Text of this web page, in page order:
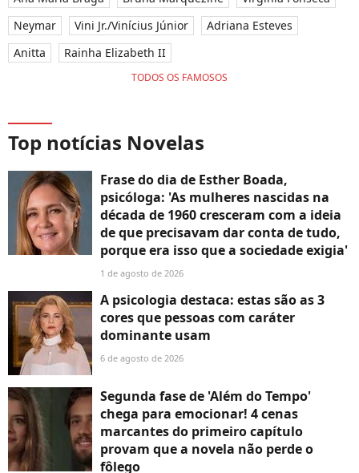
Neymar
Vini Jr./Vinícius Júnior
Adriana Esteves
Anitta
Rainha Elizabeth II
TODOS OS FAMOSOS
Top notícias Novelas
Frase do dia de Esther Boada,
psicóloga: 'As mulheres nascidas na
década de 1960 cresceram com a ideia
de que precisavam dar conta de tudo,
porque era isso que a sociedade exigia'
1 de agosto de 2026
A psicologia destaca: estas são as 3
cores que pessoas com caráter
dominante usam
6 de agosto de 2026
Segunda fase de 'Além do Tempo'
chega para emocionar! 4 cenas
marcantes do primeiro capítulo
provam que a novela não perde o
fôlego